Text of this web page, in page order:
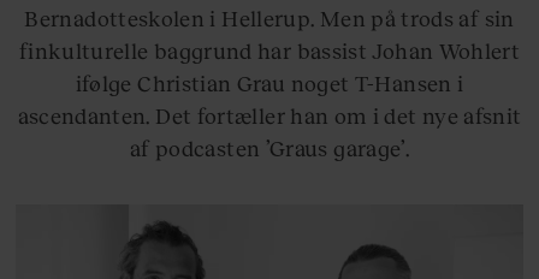
Bernadotteskolen i Hellerup. Men på trods af sin
finkulturelle baggrund har bassist Johan Wohlert
ifølge Christian Grau noget T-Hansen i
ascendanten. Det fortæller han om i det nye afsnit
af podcasten ’Graus garage’.